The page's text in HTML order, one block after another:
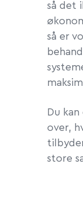
så det
så er
Du
over,
store